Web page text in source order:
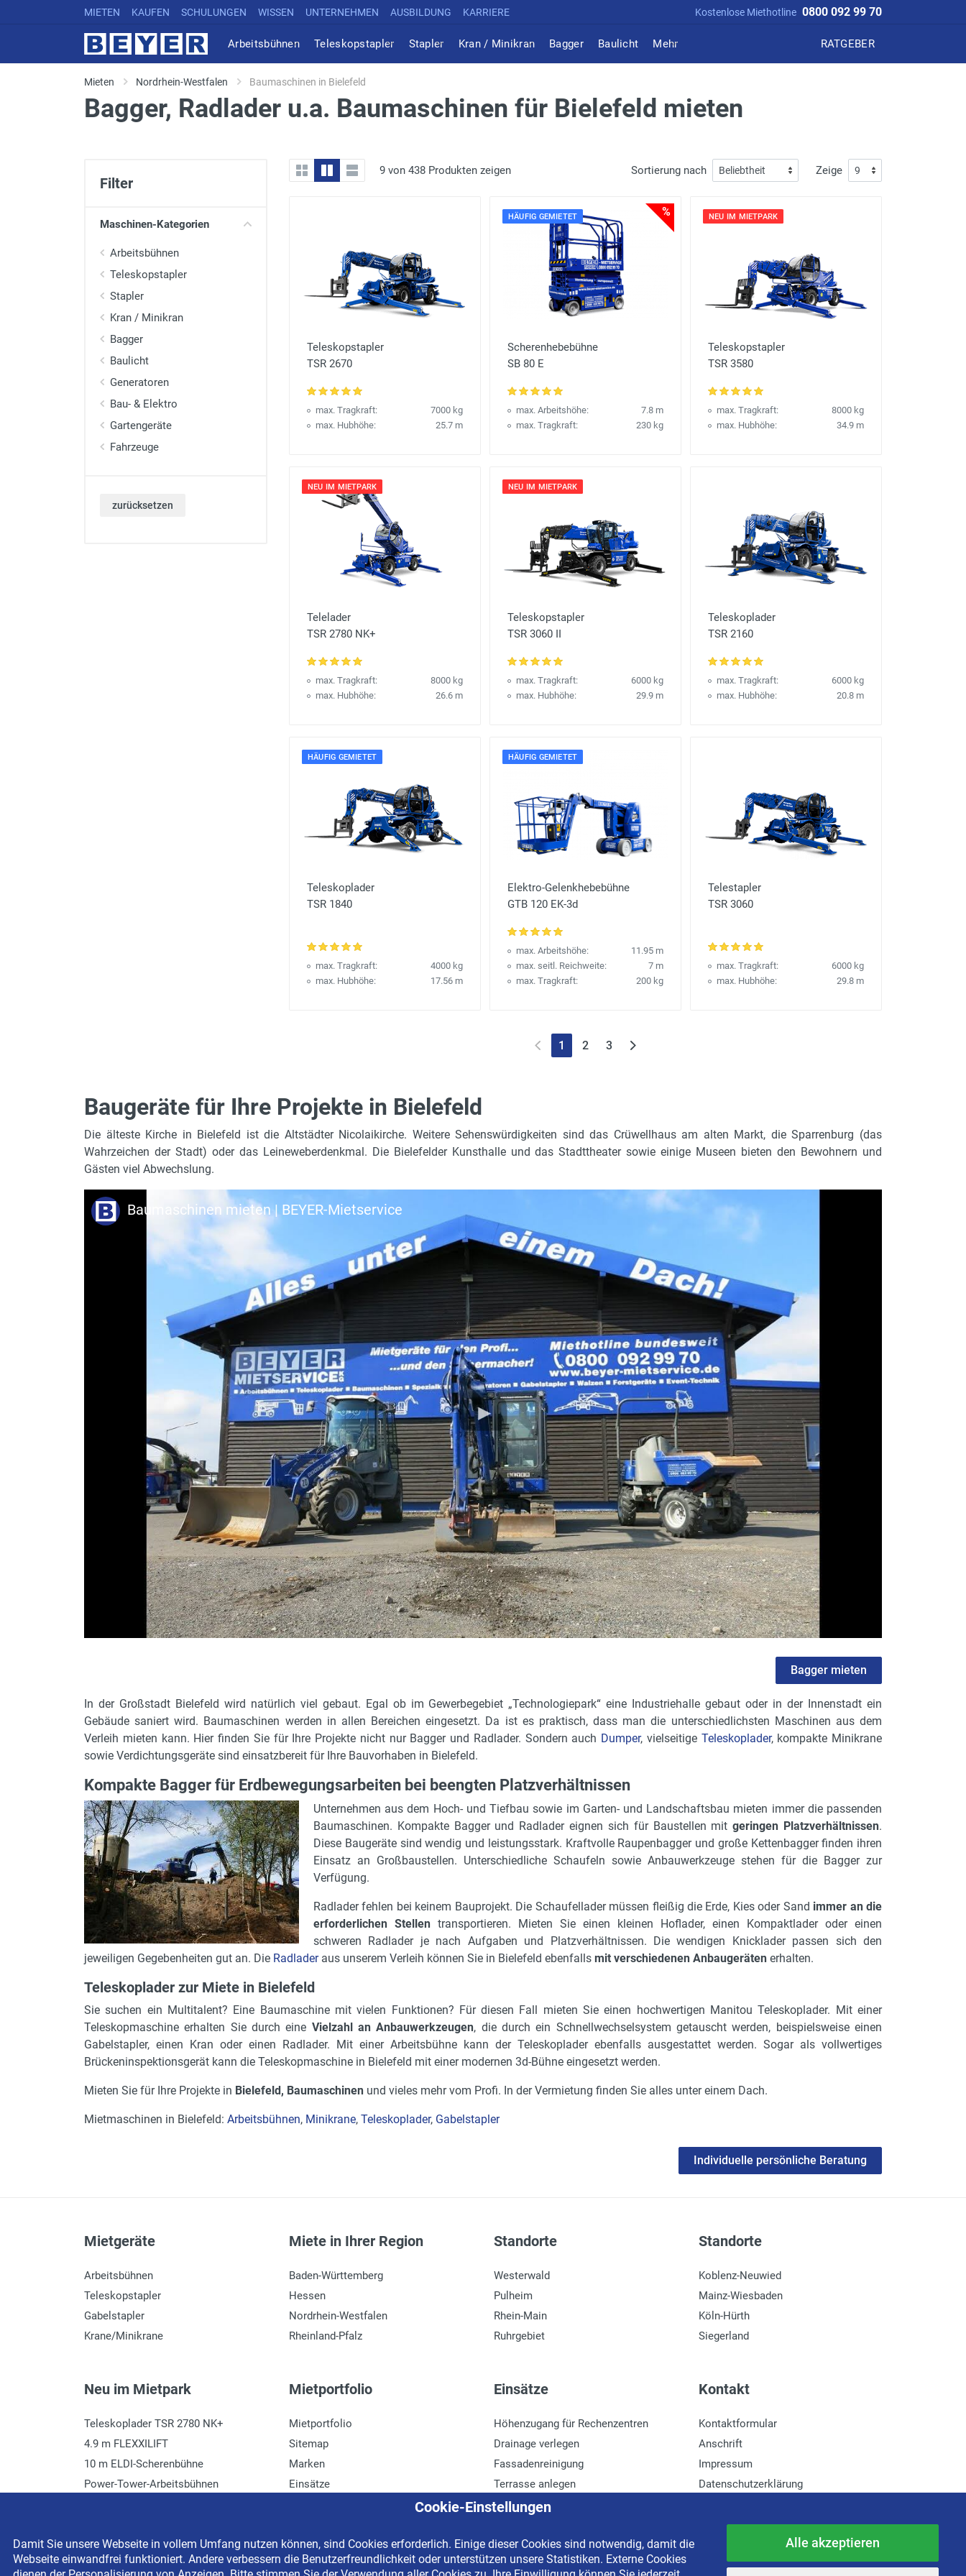
MIETEN KAUFEN SCHULUNGEN WISSEN UNTERNEHMEN AUSBILDUNG KARRIERE Kostenlose Miethotline 0800 092 99 70
Arbeitsbühnen Teleskopstapler Stapler Kran / Minikran Bagger Baulicht Mehr RATGEBER
Mieten Nordrhein-Westfalen Baumaschinen in Bielefeld
Bagger, Radlader u.a. Baumaschinen für Bielefeld mieten
Filter
Maschinen-Kategorien
Arbeitsbühnen
Teleskopstapler
Stapler
Kran / Minikran
Bagger
Baulicht
Generatoren
Bau- & Elektro
Gartengeräte
Fahrzeuge
zurücksetzen
9 von 438 Produkten zeigen Sortierung nach Zeige
Teleskopstapler
TSR 2670
max. Tragkraft:
7000 kg
max. Hubhöhe:
25.7 m
HÄUFIG GEMIETET %
Scherenhebebühne
SB 80 E
max. Arbeitshöhe:
7.8 m
max. Tragkraft:
230 kg
NEU IM MIETPARK
Teleskopstapler
TSR 3580
max. Tragkraft:
8000 kg
max. Hubhöhe:
34.9 m
NEU IM MIETPARK
Telelader
TSR 2780 NK+
max. Tragkraft:
8000 kg
max. Hubhöhe:
26.6 m
NEU IM MIETPARK
Teleskopstapler
TSR 3060 II
max. Tragkraft:
6000 kg
max. Hubhöhe:
29.9 m
Teleskoplader
TSR 2160
max. Tragkraft:
6000 kg
max. Hubhöhe:
20.8 m
HÄUFIG GEMIETET
Teleskoplader
TSR 1840
max. Tragkraft:
4000 kg
max. Hubhöhe:
17.56 m
HÄUFIG GEMIETET
Elektro-Gelenkhebebühne
GTB 120 EK-3d
max. Arbeitshöhe:
11.95 m
max. seitl. Reichweite:
7 m
max. Tragkraft:
200 kg
Telestapler
TSR 3060
max. Tragkraft:
6000 kg
max. Hubhöhe:
29.8 m
1 2 3
Baugeräte für Ihre Projekte in Bielefeld
Die älteste Kirche in Bielefeld ist die Altstädter Nicolaikirche. Weitere Sehenswürdigkeiten sind das Crüwellhaus am alten Markt, die Sparrenburg (das
Wahrzeichen der Stadt) oder das Leineweberdenkmal. Die Bielefelder Kunsthalle und das Stadttheater sowie einige Museen bieten den Bewohnern und
Gästen viel Abwechslung.
Baumaschinen mieten | BEYER-Mietservice
Bagger mieten
In der Großstadt Bielefeld wird natürlich viel gebaut. Egal ob im Gewerbegebiet „Technologiepark“ eine Industriehalle gebaut oder in der Innenstadt ein
Gebäude saniert wird. Baumaschinen werden in allen Bereichen eingesetzt. Da ist es praktisch, dass man die unterschiedlichsten Maschinen aus dem
Verleih mieten kann. Hier finden Sie für Ihre Projekte nicht nur Bagger und Radlader. Sondern auch Dumper, vielseitige Teleskoplader, kompakte Minikrane
sowie Verdichtungsgeräte sind einsatzbereit für Ihre Bauvorhaben in Bielefeld.
Kompakte Bagger für Erdbewegungsarbeiten bei beengten Platzverhältnissen
Unternehmen aus dem Hoch- und Tiefbau sowie im Garten- und Landschaftsbau mieten immer die passenden
Baumaschinen. Kompakte Bagger und Radlader eignen sich für Baustellen mitgeringen Platzverhältnissen.
Diese Baugeräte sind wendig und leistungsstark. Kraftvolle Raupenbagger und große Kettenbagger finden ihren
Einsatz an Großbaustellen. Unterschiedliche Schaufeln sowie Anbauwerkzeuge stehen für die Bagger zur
Verfügung.
Radlader fehlen bei keinem Bauprojekt. Die Schaufellader müssen fleißig die Erde, Kies oder Sand immer an die
erforderlichen Stellen transportieren. Mieten Sie einen kleinen Hoflader, einen Kompaktlader oder einen
schweren Radlader je nach Aufgaben und Platzverhältnissen. Die wendigen Knicklader passen sich den
jeweiligen Gegebenheiten gut an. Die Radladeraus unserem Verleih können Sie in Bielefeld ebenfalls mit verschiedenen Anbaugeräten erhalten.
Teleskoplader zur Miete in Bielefeld
Sie suchen ein Multitalent? Eine Baumaschine mit vielen Funktionen? Für diesen Fall mieten Sie einen hochwertigen Manitou Teleskoplader. Mit einer
Teleskopmaschine erhalten Sie durch eine Vielzahl an Anbauwerkzeugen, die durch ein Schnellwechselsystem getauscht werden, beispielsweise einen
Gabelstapler, einen Kran oder einen Radlader. Mit einer Arbeitsbühne kann der Teleskoplader ebenfalls ausgestattet werden. Sogar als vollwertiges
Brückeninspektionsgerät kann die Teleskopmaschine in Bielefeld mit einer modernen 3d-Bühne eingesetzt werden.
Mieten Sie für Ihre Projekte in Bielefeld, Baumaschinen und vieles mehr vom Profi. In der Vermietung finden Sie alles unter einem Dach.
Mietmaschinen in Bielefeld: Arbeitsbühnen, Minikrane, Teleskoplader, Gabelstapler
Individuelle persönliche Beratung
Mietgeräte
Arbeitsbühnen
Teleskopstapler
Gabelstapler
Krane/Minikrane
Miete in Ihrer Region
Baden-Württemberg
Hessen
Nordrhein-Westfalen
Rheinland-Pfalz
Standorte
Westerwald
Pulheim
Rhein-Main
Ruhrgebiet
Standorte
Koblenz-Neuwied
Mainz-Wiesbaden
Köln-Hürth
Siegerland
Neu im Mietpark
Teleskoplader TSR 2780 NK+
4.9 m FLEXXILIFT
10 m ELDI-Scherenbühne
Power-Tower-Arbeitsbühnen
Mietportfolio
Mietportfolio
Sitemap
Marken
Einsätze
Einsätze
Höhenzugang für Rechenzentren
Drainage verlegen
Fassadenreinigung
Terrasse anlegen
Ladenbau
Kontakt
Kontaktformular
Anschrift
Impressum
Datenschutzerklärung
Copyright © 2026 BEYER-Mietservice KG All rights reserved | Kostenlose Miethotline 0800 092 99 70
Cookie-Einstellungen
Damit Sie unsere Webseite in vollem Umfang nutzen können, sind Cookies erforderlich. Einige dieser Cookies sind notwendig, damit die
Webseite einwandfrei funktioniert. Andere verbessern die Benutzerfreundlichkeit oder unterstützen unsere Statistiken. Externe Cookies
Alle akzeptieren